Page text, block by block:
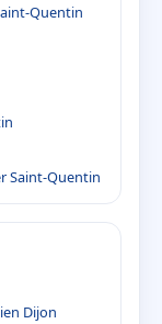
Quentin
Saint-Quentin
Dijon